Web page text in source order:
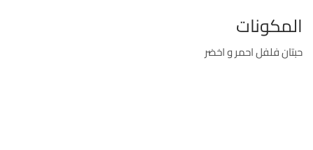
المكونات
حبتان فلفل احمر و اخضر